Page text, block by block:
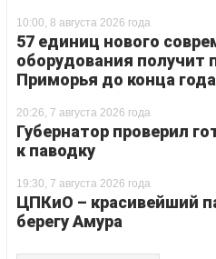
10:00, 8 августа 2026 года
57 единиц нового
оборудования получит
Приморья до конца года
20:26, 7 августа 2026 года
Губернатор проверил
к паводку
19:30, 7 августа 2026 года
ЦПКиО – красивейший
берегу Амура